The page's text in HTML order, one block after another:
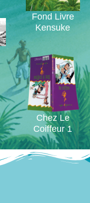
Fond Livre
Kensuke
Chez Le
Coiffeur 1